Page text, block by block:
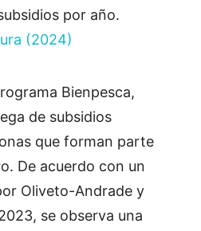
por año.
(2024)
Bienpesca,
de subsidios
que forman parte
De acuerdo con un
Oliveto-Andrade y
se observa una